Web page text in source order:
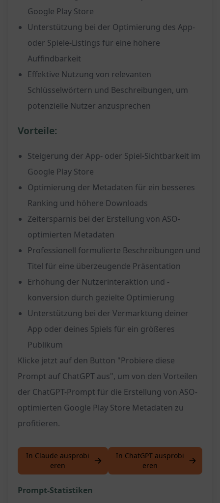
Google Play Store
Unterstützung bei der Optimierung des App-
oder Spiele-Listings für eine höhere
Auffindbarkeit
Effektive Nutzung von relevanten
Schlüsselwörtern und Beschreibungen, um
potenzielle Nutzer anzusprechen
Vorteile:
Steigerung der App- oder Spiel-Sichtbarkeit im
Google Play Store
Optimierung der Metadaten für ein besseres
Ranking und höhere Downloads
Zeitersparnis bei der Erstellung von ASO-
optimierten Metadaten
Professionell formulierte Beschreibungen und
Titel für eine überzeugende Präsentation
Erhöhung der Nutzerinteraktion und -
konversion durch gezielte Optimierung
Unterstützung bei der Vermarktung deiner
App oder deines Spiels für ein größeres
Publikum
Klicke jetzt auf den Button "Probiere diese
Prompt auf ChatGPT aus", um von den Vorteilen
der ChatGPT-Prompt für die Erstellung von ASO-
optimierten Google Play Store Metadaten zu
profitieren.
In Claude ausprobi
eren
In ChatGPT ausprobi
eren
Prompt-Statistiken